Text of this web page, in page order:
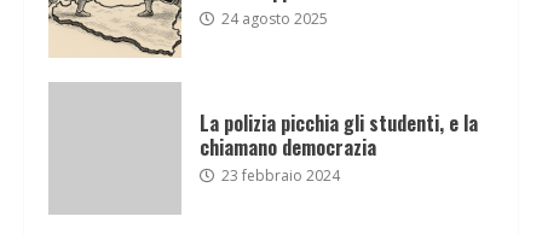
24 agosto 2025
La polizia picchia gli studenti, e la
chiamano democrazia
23 febbraio 2024